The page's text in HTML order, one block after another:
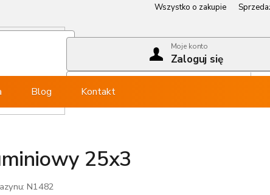
Wszystko o zakupie
Moje konto
Zaloguj się
Blog Kontakt
25x3
N1482